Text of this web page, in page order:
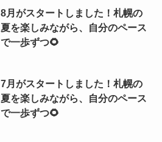
8月がスタートしました！札幌の
夏を楽しみながら、自分のペース
で一歩ずつ🌻
7月がスタートしました！札幌の
夏を楽しみながら、自分のペース
で一歩ずつ🌻